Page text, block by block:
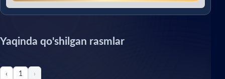
Yaqinda qo'shilgan rasmlar
‹ 1 ›